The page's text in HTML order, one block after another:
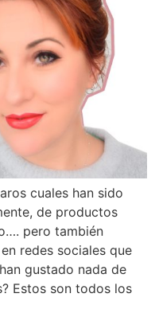
cuales han sido
de productos
pero también
redes sociales que
gustado nada de
Estos son todos los